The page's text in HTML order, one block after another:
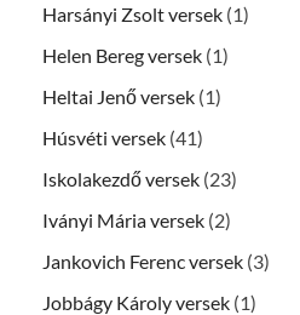
Harsányi Zsolt versek (1)
Helen Bereg versek (1)
Heltai Jenő versek (1)
Húsvéti versek (41)
Iskolakezdő versek (23)
Iványi Mária versek (2)
Jankovich Ferenc versek (3)
Jobbágy Károly versek (1)